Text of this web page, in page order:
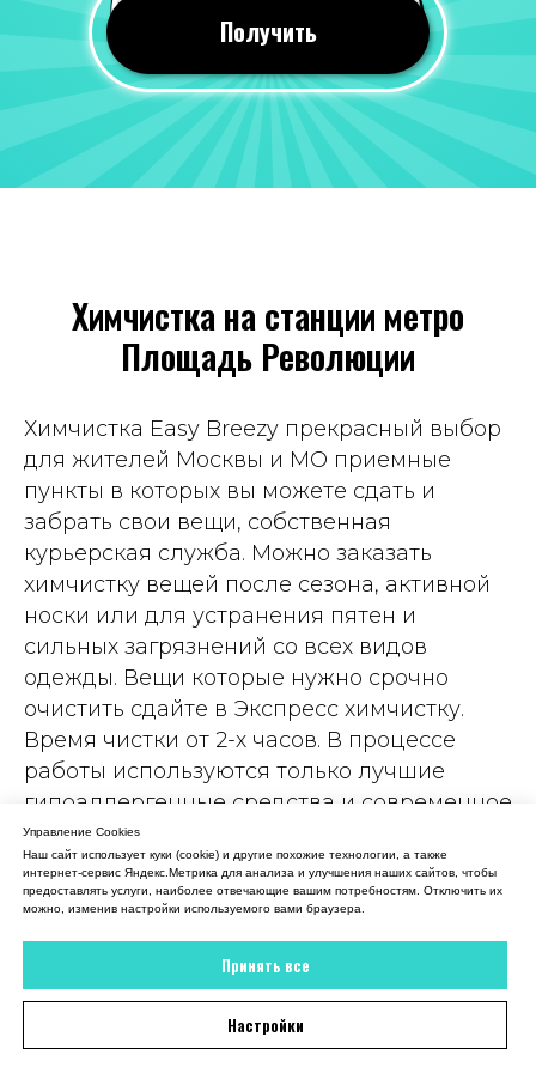
24 июля 2026
Все понравилось, оперативно почистили
вещи. Качество мне понравилось, со всеми
пятнами справились!
Отзыв 2GIS
Всегда приветливый персонал, часто к
ним хожу, вещи чистят хорошо. Цены
вполне демократичные. Рекомендую
Татьяна Демина
Вежливый администратор, все рассказала,
объяснила. В итоге платье мое снова как
Отзыв 2GIS
Получить
Химчистка на станции метро
Площадь Революции
Химчистка Easy Breezy прекрасный выбор
для жителей Москвы и МО приемные
пункты в которых вы можете сдать и
забрать свои вещи, собственная
курьерская служба. Можно заказать
химчистку вещей после сезона, активной
носки или для устранения пятен и
сильных загрязнений со всех видов
одежды. Вещи которые нужно срочно
очистить сдайте в Экспресс химчистку.
Время чистки от 2-х часов. В процессе
работы используются только лучшие
гипоаллергенные средства и современное
оборудование для быстрой борьбы с
загрязнениями. Такой подход позволяет
очистить даже деликатные ткани, не
загрязняет окружающую среду.
Управление Cookies
Наш сайт использует куки (cookie) и другие похожие технологии, а также
интернет-сервис Яндекс.Метрика для анализа и улучшения наших сайтов, чтобы
предоставлять услуги, наиболее отвечающие вашим потребностям. Отключить их
можно, изменив настройки используемого вами браузера.
Принять все
Настройки